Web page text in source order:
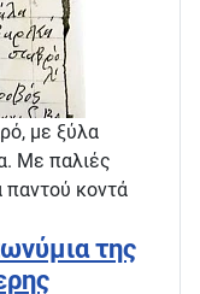
με ξύλα
Με παλιές
παντού κοντά
της